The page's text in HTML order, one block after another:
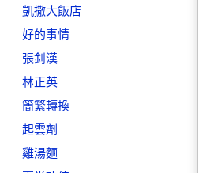
凱撒大飯店
好的事情
張釗漢
林正英
簡繁轉換
起雲劑
雞湯麵